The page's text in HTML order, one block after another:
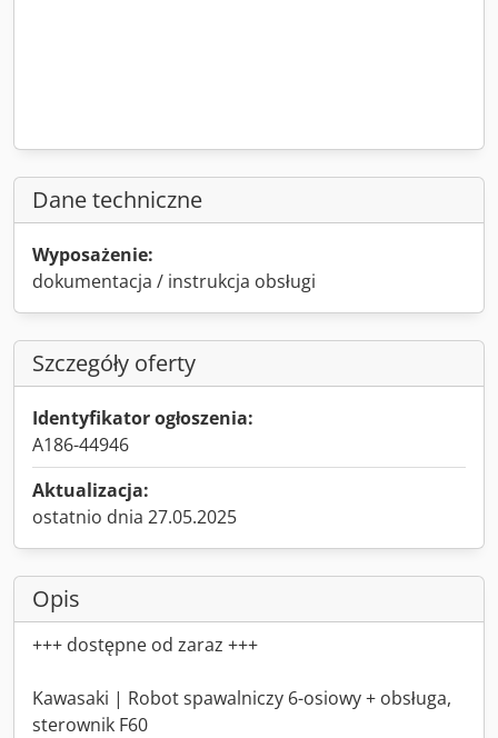
Dane techniczne
Wyposażenie:
dokumentacja / instrukcja obsługi
Szczegóły oferty
Identyfikator ogłoszenia:
A186-44946
Aktualizacja:
ostatnio dnia 27.05.2025
Opis
+++ dostępne od zaraz +++
Kawasaki | Robot spawalniczy 6-osiowy + obsługa,
sterownik F60